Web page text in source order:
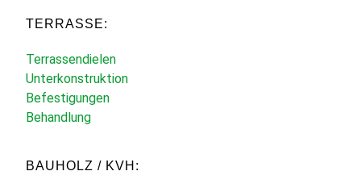
TERRASSE:
Terrassendielen
Unterkonstruktion
Befestigungen
Behandlung
BAUHOLZ / KVH: